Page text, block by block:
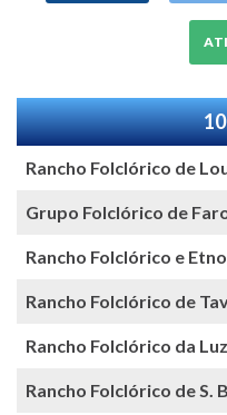
Rancho Folclórico de
Grupo Folclórico de
Rancho Folclórico e
Rancho Folclórico de
Rancho Folclórico da
Rancho Folclórico de S.